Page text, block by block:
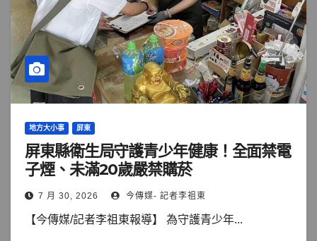
地方大小事 屏東
屏東縣衛生局守護青少年健康！全面禁電
子煙、未滿20歲嚴禁購菸
7 月 30, 2026 今傳媒- 記者李祖東
【今傳媒/記者李祖東報導】 為守護青少年...